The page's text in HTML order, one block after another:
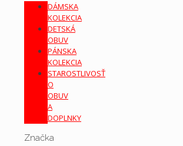
DÁMSKA
KOLEKCIA
DETSKÁ
OBUV
PÁNSKA
KOLEKCIA
STAROSTLIVOSŤ
O
OBUV
A
DOPLNKY
Značka